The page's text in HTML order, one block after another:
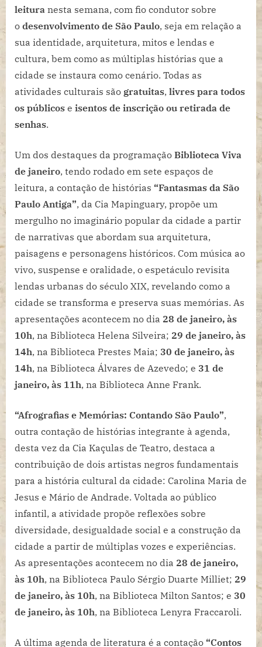
condutor
para
27
atividades
gratuitas
nesta
leitura nesta semana, com fio condutor sobre
o desenvolvimento de São Paulo, seja em relação a
sua identidade, arquitetura, mitos e lendas e
cultura, bem como as múltiplas histórias que a
cidade se instaura como cenário. Todas as
atividades culturais são gratuitas, livres para todos
os públicos e isentos de inscrição ou retirada de
senhas.
Um dos destaques da programação Biblioteca Viva
de janeiro, tendo rodado em sete espaços de
leitura, a contação de histórias “Fantasmas da São
Paulo Antiga”, da Cia Mapinguary, propõe um
mergulho no imaginário popular da cidade a partir
de narrativas que abordam sua arquitetura,
paisagens e personagens históricos. Com música ao
vivo, suspense e oralidade, o espetáculo revisita
lendas urbanas do século XIX, revelando como a
cidade se transforma e preserva suas memórias. As
apresentações acontecem no dia 28 de janeiro, às
10h, na Biblioteca Helena Silveira; 29 de janeiro, às
14h, na Biblioteca Prestes Maia; 30 de janeiro, às
14h, na Biblioteca Álvares de Azevedo; e 31 de
janeiro, às 11h, na Biblioteca Anne Frank.
“Afrografias e Memórias: Contando São Paulo”,
outra contação de histórias integrante à agenda,
desta vez da Cia Kaçulas de Teatro, destaca a
contribuição de dois artistas negros fundamentais
para a história cultural da cidade: Carolina Maria de
Jesus e Mário de Andrade. Voltada ao público
infantil, a atividade propõe reflexões sobre
diversidade, desigualdade social e a construção da
cidade a partir de múltiplas vozes e experiências.
As apresentações acontecem no dia 28 de janeiro,
às 10h, na Biblioteca Paulo Sérgio Duarte Milliet; 29
de janeiro, às 10h, na Biblioteca Milton Santos; e 30
de janeiro, às 10h, na Biblioteca Lenyra Fraccaroli.
A última agenda de literatura é a contação “Contos